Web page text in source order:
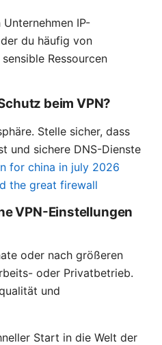
IP-
du häufig von
Ressourcen
beim VPN?
Stelle sicher, dass
und sichere DNS-Dienste
for china in july 2026
the great firewall
VPN-Einstellungen
oder nach größeren
oder Privatbetrieb.
und
Start in die Welt der